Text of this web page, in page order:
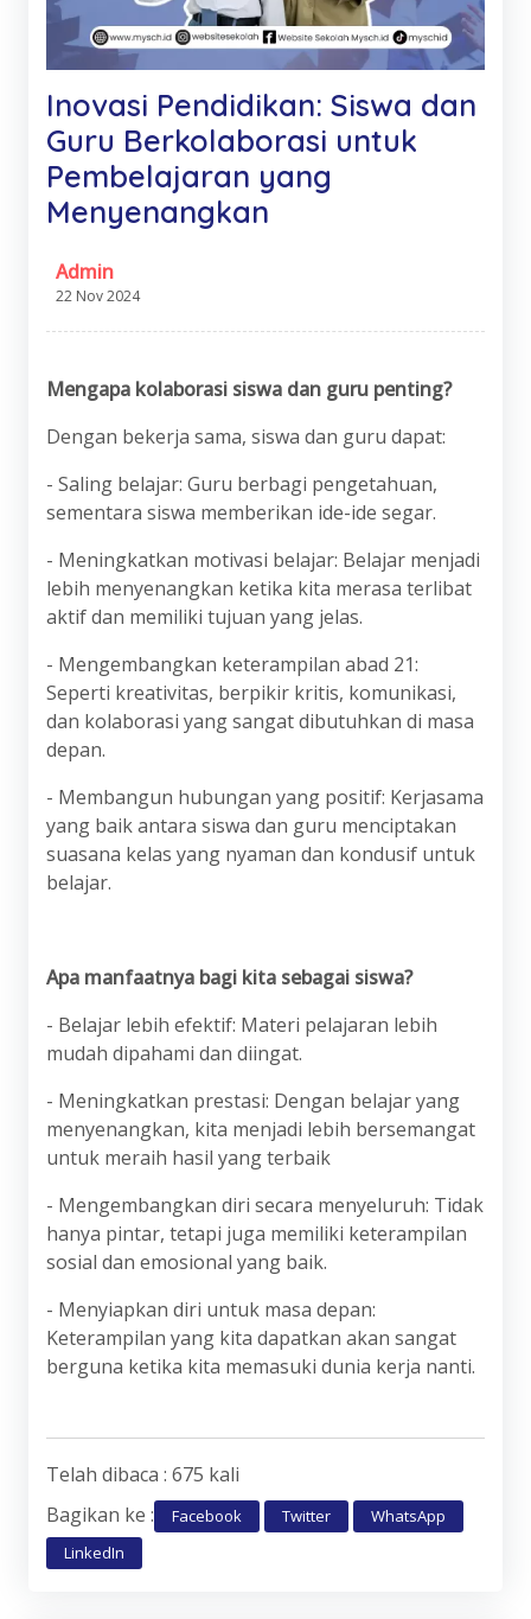
Inovasi Pendidikan: Siswa dan
Guru Berkolaborasi untuk
Pembelajaran yang
Menyenangkan
Admin
22 Nov 2024
Mengapa kolaborasi siswa dan guru penting?
Dengan bekerja sama, siswa dan guru dapat:
- Saling belajar: Guru berbagi pengetahuan,
sementara siswa memberikan ide-ide segar.
- Meningkatkan motivasi belajar: Belajar menjadi
lebih menyenangkan ketika kita merasa terlibat
aktif dan memiliki tujuan yang jelas.
- Mengembangkan keterampilan abad 21:
Seperti kreativitas, berpikir kritis, komunikasi,
dan kolaborasi yang sangat dibutuhkan di masa
depan.
- Membangun hubungan yang positif: Kerjasama
yang baik antara siswa dan guru menciptakan
suasana kelas yang nyaman dan kondusif untuk
belajar.
Apa manfaatnya bagi kita sebagai siswa?
- Belajar lebih efektif: Materi pelajaran lebih
mudah dipahami dan diingat.
- Meningkatkan prestasi: Dengan belajar yang
menyenangkan, kita menjadi lebih bersemangat
untuk meraih hasil yang terbaik
- Mengembangkan diri secara menyeluruh: Tidak
hanya pintar, tetapi juga memiliki keterampilan
sosial dan emosional yang baik.
- Menyiapkan diri untuk masa depan:
Keterampilan yang kita dapatkan akan sangat
berguna ketika kita memasuki dunia kerja nanti.
Telah dibaca : 675 kali
Bagikan ke :
Facebook Twitter
WhatsApp
LinkedIn